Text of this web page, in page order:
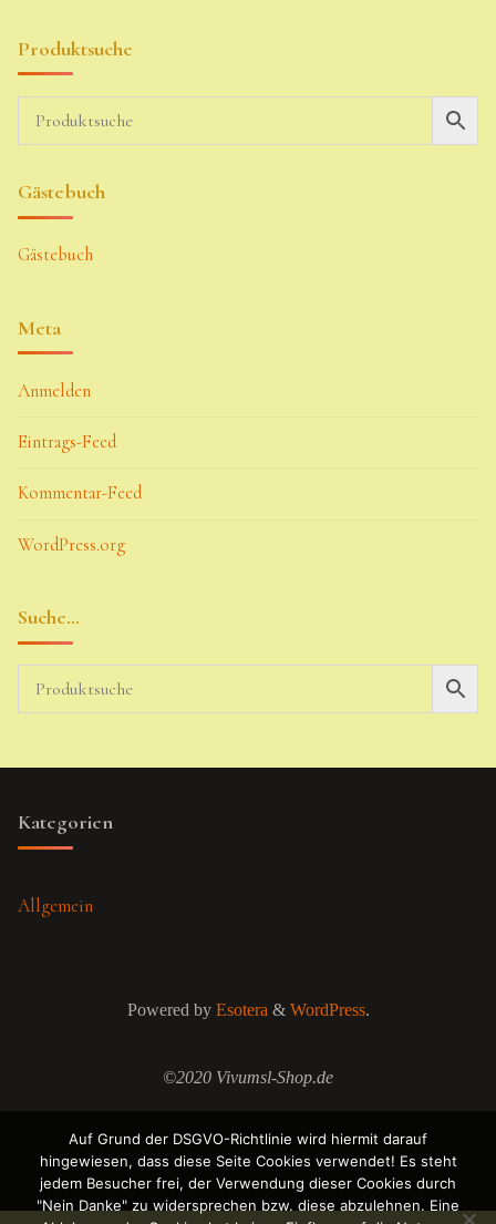
Produktsuche
Gästebuch
Gästebuch
Meta
Anmelden
Eintrags-Feed
Kommentar-Feed
WordPress.org
Suche…
Kategorien
Allgemein
Powered byEsotera& WordPress.
©2020 Vivumsl-Shop.de
Auf Grund der DSGVO-Richtlinie wird hiermit darauf
hingewiesen, dass diese Seite Cookies verwendet! Es steht
jedem Besucher frei, der Verwendung dieser Cookies durch
"Nein Danke" zu widersprechen bzw. diese abzulehnen. Eine